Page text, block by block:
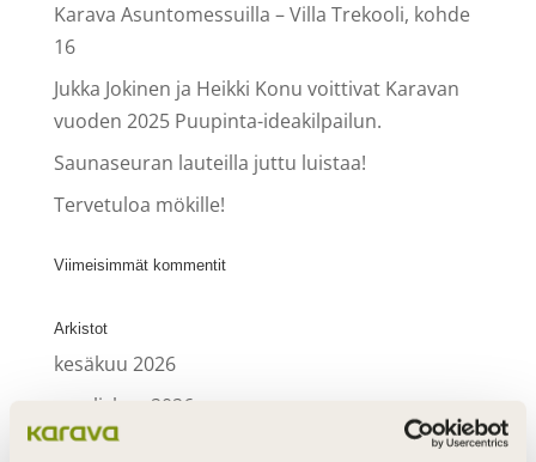
Karava Asuntomessuilla – Villa Trekooli, kohde
16
Jukka Jokinen ja Heikki Konu voittivat Karavan
vuoden 2025 Puupinta-ideakilpailun.
Saunaseuran lauteilla juttu luistaa!
Tervetuloa mökille!
Viimeisimmät kommentit
Arkistot
kesäkuu 2026
maaliskuu 2026
lokakuu 2025